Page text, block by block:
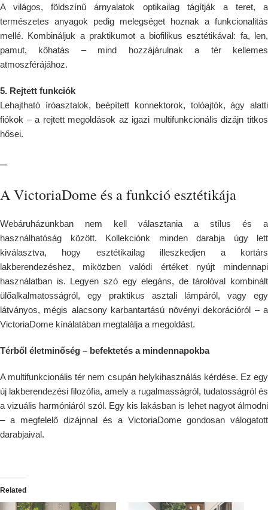
A világos, földszínű árnyalatok optikailag tágítják a teret, a
természetes anyagok pedig melegséget hoznak a funkcionalitás
mellé. Kombináljuk a praktikumot a biofilikus esztétikával: fa, len,
pamut, kőhatás – mind hozzájárulnak a tér kellemes
atmoszférájához.
5. Rejtett funkciók
Lehajtható íróasztalok, beépített konnektorok, tolóajtók, ágy alatti
fiókok – a rejtett megoldások az igazi multifunkcionális dizájn titkos
hősei.
–
A VictoriaDome és a funkció esztétikája
Webáruházunkban nem kell választania a stílus és a
használhatóság között. Kollekciónk minden darabja úgy lett
kiválasztva, hogy esztétikailag illeszkedjen a kortárs
lakberendezéshez, miközben valódi értéket nyújt mindennapi
használatban is. Legyen szó egy elegáns, de tárolóval kombinált
ülőalkalmatosságról, egy praktikus asztali lámpáról, vagy egy
látványos, mégis alacsony karbantartású növényi dekorációról – a
VictoriaDome kínálatában megtalálja a megoldást.
Térből életminőség – befektetés a mindennapokba
A multifunkcionális tér nem csupán helykihasználás kérdése. Ez egy
új lakberendezési filozófia, amely a rugalmasságról, tudatosságról és
a vizuális harmóniáról szól. Egy kis lakásban is lehet nagyot álmodni
– a megfelelő dizájnnal és a VictoriaDome gondosan válogatott
darabjaival.
Related